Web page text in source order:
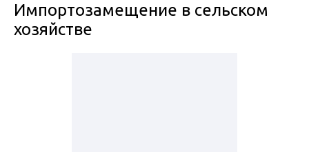
Импортозамещение в сельском
хозяйстве